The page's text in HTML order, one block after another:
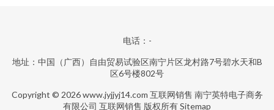
电话：-
地址：中国（广西）自由贸易试验区南宁片区龙村路7号碧水天和B
区6号楼802号
Copyright © 2026www.jyjjyj14.com 互联网销售 南宁英特电子商务
有限公司 互联网销售 版权所有Sitemap